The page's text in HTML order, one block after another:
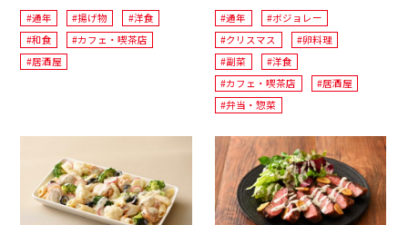
#通年 #揚げ物
#洋食
#和食
#カフェ・喫茶店
#居酒屋
#通年
#ボジョレー
#クリスマス
#卵料理
#副菜
#洋食
#カフェ・喫茶店
#居酒屋
#弁当・惣菜